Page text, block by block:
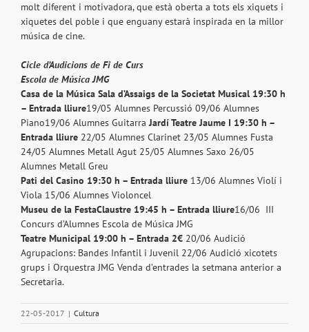
molt diferent i motivadora, que està oberta a tots els xiquets i
xiquetes del poble i que enguany estarà inspirada en la millor
música de cine.
Cicle d’Audicions de Fi de Curs
Escola de Música JMG
Casa de la Música Sala d’Assaigs de la Societat Musical 19:30 h
– Entrada lliure19/05 Alumnes Percussió 09/06 Alumnes
Piano19/06 Alumnes GuitarraJardí Teatre Jaume I 19:30 h –
Entrada lliure 22/05 Alumnes Clarinet 23/05 Alumnes Fusta
24/05 Alumnes Metall Agut 25/05 Alumnes Saxo 26/05
Alumnes Metall Greu
Pati del Casino 19:30 h – Entrada lliure 13/06 Alumnes Violí i
Viola 15/06 Alumnes Violoncel
Museu de la FestaClaustre 19:45 h – Entrada lliure16/06 III
Concurs d’Alumnes Escola de Música JMG
Teatre Municipal 19:00 h – Entrada 2€ 20/06 Audició
Agrupacions: Bandes Infantil i Juvenil 22/06 Audició xicotets
grups i Orquestra JMG Venda d’entrades la setmana anterior a
Secretaria.
22-05-2017 | Cultura